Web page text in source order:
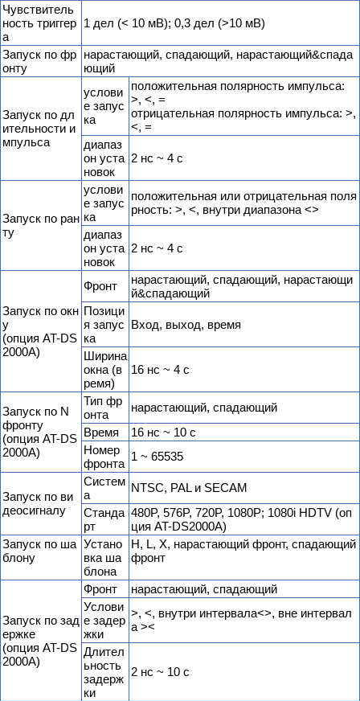
Чувствитель
ность триггер
а
1 дел (< 10 мВ); 0,3 дел (>10 мВ)
Запуск по фр
онту
нарастающий, спадающий, нарастающий&спада
ющий
Запуск по дл
ительности и
мпульса
услови
е запус
ка
положительная полярность импульса:
>, <, =
отрицательная полярность импульса: >,
<, =
диапаз
он уста
новок
2 нс ~ 4 с
Запуск по ран
ту
услови
е запус
ка
положительная или отрицательная поля
рность: >, <, внутри диапазона <>
диапаз
он уста
новок
2 нс ~ 4 с
Запуск по окн
у
(опция AT-DS
2000A)
Фронт
нарастающий, спадающий, нарастающи
й&спадающий
Позици
я запус
ка
Вход, выход, время
Ширина
окна (в
ремя)
16 нс ~ 4 с
Запуск по N
фронту
(опция AT-DS
2000A)
Тип фр
онта
нарастающий, спадающий
Время
16 нс ~ 10 с
Номер
фронта
1 ~ 65535
Запуск по ви
деосигналу
Cистем
а
NTSC, PAL и SECAM
Cтанда
рт
480P, 576P, 720P, 1080P; 1080i HDTV (оп
ция AT-DS2000A)
Запуск по ша
блону
Устано
вка ша
блона
H, L, X, нарастающий фронт, спадающий
фронт
Запуск по зад
ержке
(опция AT-DS
2000A)
Фронт
нарастающий, спадающий
Услови
е задер
жки
>, <, внутри интервала<>, вне интервал
а ><
Длител
ьность
задерж
ки
2 нс ~ 10 с